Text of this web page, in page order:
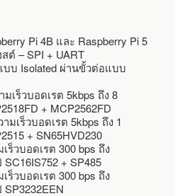
Pi 4B และ Raspberry Pi 5
ต์ – SPI + UART
บ Isolated ผ่านขั้วต่อแบบ
เร็วบอดเรต 5kbps ถึง 8
+ MCP2562FD
มเร็วบอดเรต 5kbps ถึง 1
+ SN65HVD230
ร็วบอดเรต 300 bps ถึง
+ SP485
ร็วบอดเรต 300 bps ถึง